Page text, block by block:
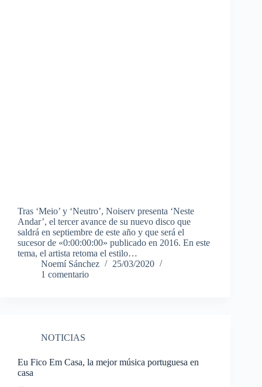
Tras ‘Meio’ y ‘Neutro’, Noiserv presenta ‘Neste
Andar’, el tercer avance de su nuevo disco que
saldrá en septiembre de este año y que será el
sucesor de «0:00:00:00» publicado en 2016. En este
tema, el artista retoma el estilo…
Noemí Sánchez
25/03/2020
1 comentario
NOTICIAS
Eu Fico Em Casa, la mejor música portuguesa en
casa